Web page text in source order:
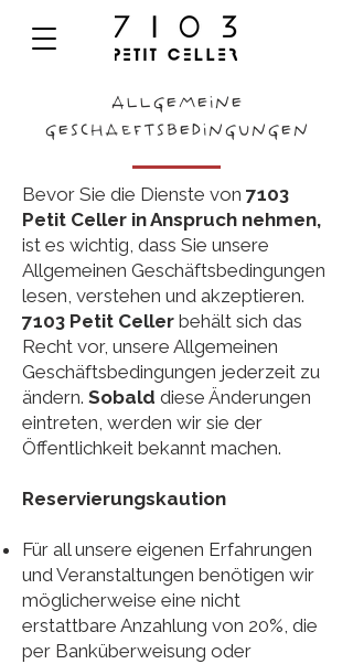
ALLGEMEINE
GESCHaeFTSBEDINGUNGEN
Bevor Sie die Dienste von 7103
Petit Celler in Anspruch nehmen,
ist es wichtig, dass Sie unsere
Allgemeinen Geschäftsbedingungen
lesen, verstehen und akzeptieren.
7103 Petit Celler behält sich das
Recht vor, unsere Allgemeinen
Geschäftsbedingungen jederzeit zu
ändern. Sobald diese Änderungen
eintreten, werden wir sie der
Öffentlichkeit bekannt machen.
Reservierungskaution
Für all unsere eigenen Erfahrungen
und Veranstaltungen benötigen wir
möglicherweise eine nicht
erstattbare Anzahlung von 20%, die
per Banküberweisung oder